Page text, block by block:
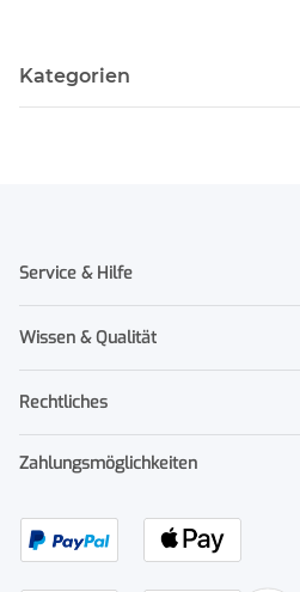
Kategorien
Service & Hilfe
Wissen & Qualität
Rechtliches
Zahlungsmöglichkeiten